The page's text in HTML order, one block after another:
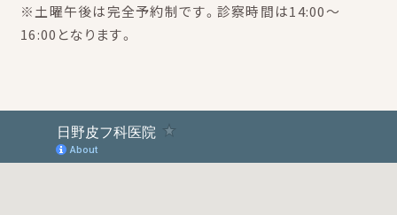
※土曜午後は完全予約制です。診察時間は14:00～
16:00となります。